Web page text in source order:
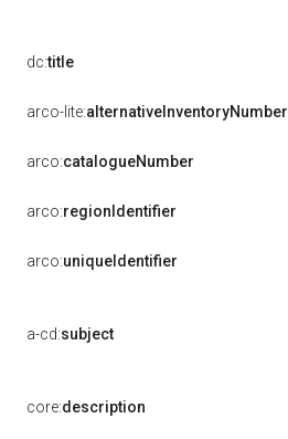
dc:title
arco-lite:alternativeInventoryNumber
arco:catalogueNumber
arco:regionIdentifier
arco:uniqueIdentifier
a-cd:subject
core:description